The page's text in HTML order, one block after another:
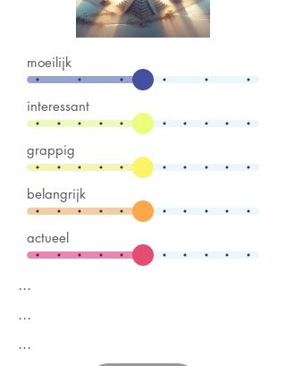
moeilijk
interessant
grappig
belangrijk
actueel
...
...
...